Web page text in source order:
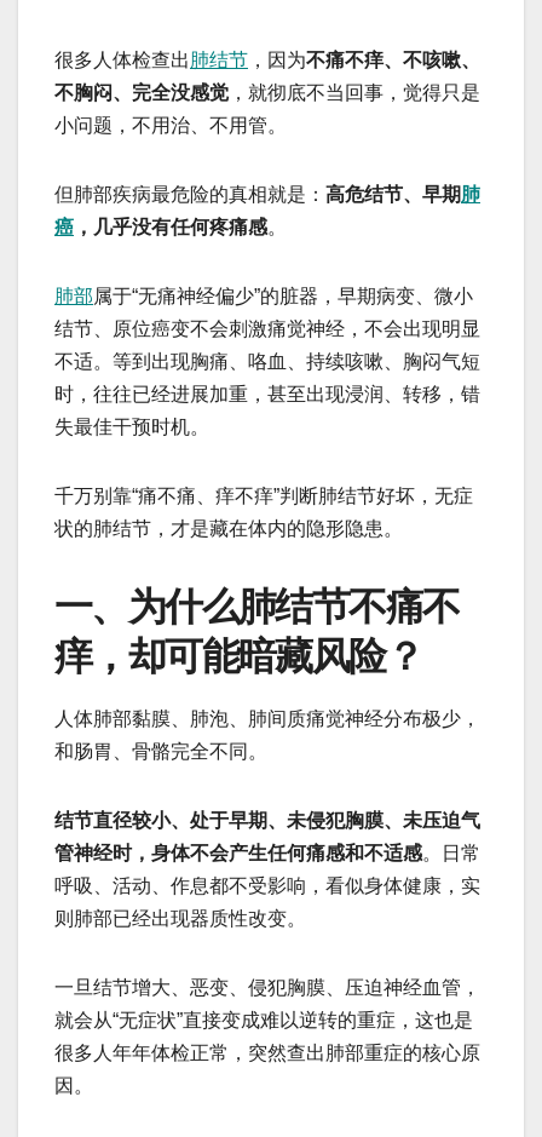
很多人体检查出肺结节 ，因为不痛不痒、不咳嗽、
不胸闷、完全没感觉 ，就彻底不当回事，觉得只是
小问题，不用治、不用管。
但肺部疾病最危险的真相就是： 高危结节、早期肺
癌 ，几乎没有任何疼痛感。
肺部属于“无痛神经偏少”的脏器，早期病变、微小
结节、原位癌变不会刺激痛觉神经，不会出现明显
不适。等到出现胸痛、咯血、持续咳嗽、胸闷气短
时，往往已经进展加重，甚至出现浸润、转移，错
失最佳干预时机。
千万别靠“痛不痛、痒不痒”判断肺结节好坏，无症
状的肺结节，才是藏在体内的隐形隐患。
一、为什么肺结节不痛不
痒，却可能暗藏风险？
人体肺部黏膜、肺泡、肺间质痛觉神经分布极少，
和肠胃、骨骼完全不同。
结节直径较小、处于早期、未侵犯胸膜、未压迫气
管神经时，身体不会产生任何痛感和不适感。日常
呼吸、活动、作息都不受影响，看似身体健康，实
则肺部已经出现器质性改变。
一旦结节增大、恶变、侵犯胸膜、压迫神经血管，
就会从“无症状”直接变成难以逆转的重症，这也是
很多人年年体检正常，突然查出肺部重症的核心原
因。